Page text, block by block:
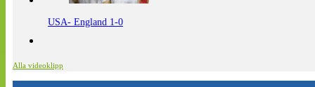
USA- England 1-0
Alla videoklipp